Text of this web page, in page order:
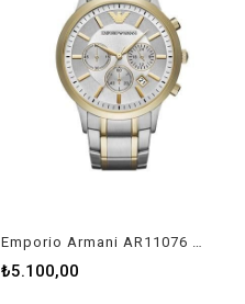
₺5.100,00